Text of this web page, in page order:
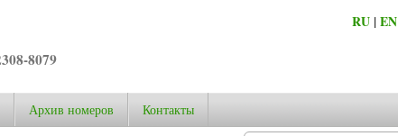
8079
RU |EN
Архив номеров Контакты